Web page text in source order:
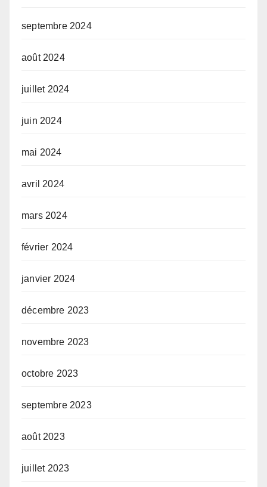
septembre 2024
août 2024
juillet 2024
juin 2024
mai 2024
avril 2024
mars 2024
février 2024
janvier 2024
décembre 2023
novembre 2023
octobre 2023
septembre 2023
août 2023
juillet 2023